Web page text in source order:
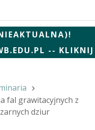
-- KLIKNIJ
fal grawitacyjnych z
dziur